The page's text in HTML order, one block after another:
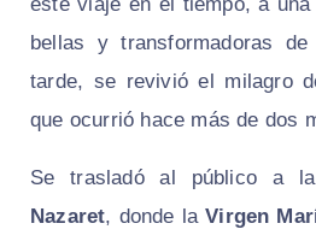
bellas y transformadoras
tarde, se revivió el milagro
que ocurrió hace más de dos
Se trasladó al público a
Nazaret, donde laVirgen